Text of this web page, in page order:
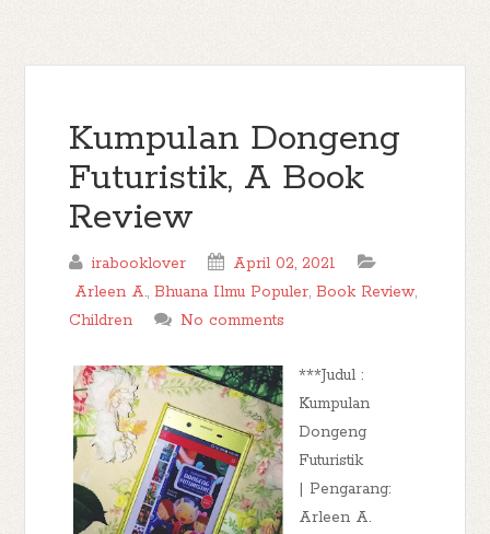
Kumpulan Dongeng
Futuristik, A Book
Review
irabooklover
April 02, 2021
Arleen A.,Bhuana Ilmu Populer,Book Review,
Children
No comments
***Judul :
Kumpulan
Dongeng
Futuristik
| Pengarang:
Arleen A.